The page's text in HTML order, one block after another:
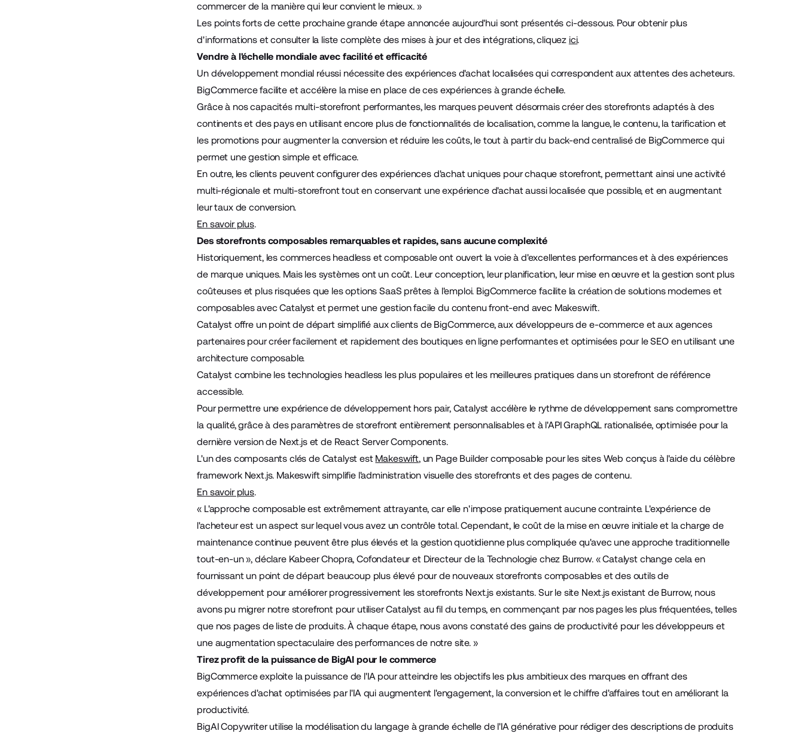
commercer de la manière qui leur convient le mieux. »
Les points forts de cette prochaine grande étape annoncée aujourd'hui sont présentés ci-dessous. Pour obtenir plus
d'informations et consulter la liste complète des mises à jour et des intégrations, cliquez ici.
Vendre à l'échelle mondiale avec facilité et efficacité
Un développement mondial réussi nécessite des expériences d'achat localisées qui correspondent aux attentes des acheteurs.
BigCommerce facilite et accélère la mise en place de ces expériences à grande échelle.
Grâce à nos capacités multi-storefront performantes, les marques peuvent désormais créer des storefronts adaptés à des
continents et des pays en utilisant encore plus de fonctionnalités de localisation, comme la langue, le contenu, la tarification et
les promotions pour augmenter la conversion et réduire les coûts, le tout à partir du back-end centralisé de BigCommerce qui
permet une gestion simple et efficace.
En outre, les clients peuvent configurer des expériences d'achat uniques pour chaque storefront, permettant ainsi une activité
multi-régionale et multi-storefront tout en conservant une expérience d'achat aussi localisée que possible, et en augmentant
leur taux de conversion.
En savoir plus.
Des storefronts composables remarquables et rapides, sans aucune complexité
Historiquement, les commerces headless et composable ont ouvert la voie à d'excellentes performances et à des expériences
de marque uniques. Mais les systèmes ont un coût. Leur conception, leur planification, leur mise en œuvre et la gestion sont plus
coûteuses et plus risquées que les options SaaS prêtes à l'emploi. BigCommerce facilite la création de solutions modernes et
composables avec Catalyst et permet une gestion facile du contenu front-end avec Makeswift.
Catalyst offre un point de départ simplifié aux clients de BigCommerce, aux développeurs de e-commerce et aux agences
partenaires pour créer facilement et rapidement des boutiques en ligne performantes et optimisées pour le SEO en utilisant une
architecture composable.
Catalyst combine les technologies headless les plus populaires et les meilleures pratiques dans un storefront de référence
accessible.
Pour permettre une expérience de développement hors pair, Catalyst accélère le rythme de développement sans compromettre
la qualité, grâce à des paramètres de storefront entièrement personnalisables et à l'API GraphQL rationalisée, optimisée pour la
dernière version de Next.js et de React Server Components.
L'un des composants clés de Catalyst est Makeswift, un Page Builder composable pour les sites Web conçus à l'aide du célèbre
framework Next.js. Makeswift simplifie l'administration visuelle des storefronts et des pages de contenu.
En savoir plus.
« L'approche composable est extrêmement attrayante, car elle n'impose pratiquement aucune contrainte. L'expérience de
l'acheteur est un aspect sur lequel vous avez un contrôle total. Cependant, le coût de la mise en œuvre initiale et la charge de
maintenance continue peuvent être plus élevés et la gestion quotidienne plus compliquée qu'avec une approche traditionnelle
tout-en-un », déclare Kabeer Chopra, Cofondateur et Directeur de la Technologie chez Burrow. « Catalyst change cela en
fournissant un point de départ beaucoup plus élevé pour de nouveaux storefronts composables et des outils de
développement pour améliorer progressivement les storefronts Next.js existants. Sur le site Next.js existant de Burrow, nous
avons pu migrer notre storefront pour utiliser Catalyst au fil du temps, en commençant par nos pages les plus fréquentées, telles
que nos pages de liste de produits. À chaque étape, nous avons constaté des gains de productivité pour les développeurs et
une augmentation spectaculaire des performances de notre site. »
Tirez profit de la puissance de BigAI pour le commerce
BigCommerce exploite la puissance de l'IA pour atteindre les objectifs les plus ambitieux des marques en offrant des
expériences d'achat optimisées par l'IA qui augmentent l'engagement, la conversion et le chiffre d'affaires tout en améliorant la
productivité.
BigAI Copywriter utilise la modélisation du langage à grande échelle de l'IA générative pour rédiger des descriptions de produits